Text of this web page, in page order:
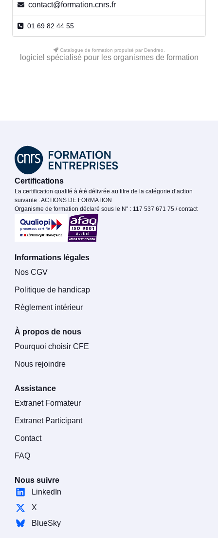
contact@formation.cnrs.fr
01 69 82 44 55
Catalogue de formation propulsé par Dendreo,
logiciel spécialisé pour les organismes de formation
Certifications
La certification qualité à été délivrée au titre de la catégorie d’action
suivante : ACTIONS DE FORMATION
Organisme de formation déclaré sous le N° : 117 537 671 75 / contact
Informations légales
Nos CGV
Politique de handicap
Règlement intérieur
À propos de nous
Pourquoi choisir CFE
Nous rejoindre
Assistance
Extranet Formateur
Extranet Participant
Contact
FAQ
Nous suivre
LinkedIn
X
BlueSky